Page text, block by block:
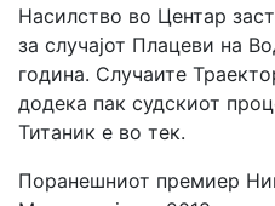
Насилство во Центар
за случајот Плацеви на
година. Случаите
додека пак судскиот
Титаник е во тек.
Поранешниот премиер